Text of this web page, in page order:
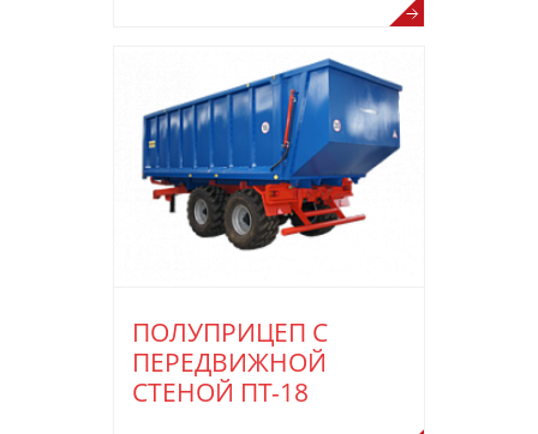
ПОЛУПРИЦЕП С
ПЕРЕДВИЖНОЙ
СТЕНОЙ ПТ-18